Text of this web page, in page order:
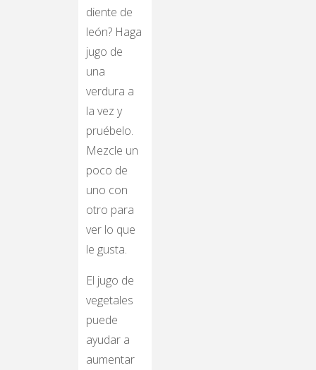
diente de
león? Haga
jugo de
una
verdura a
la vez y
pruébelo.
Mezcle un
poco de
uno con
otro para
ver lo que
le gusta.
El jugo de
vegetales
puede
ayudar a
aumentar